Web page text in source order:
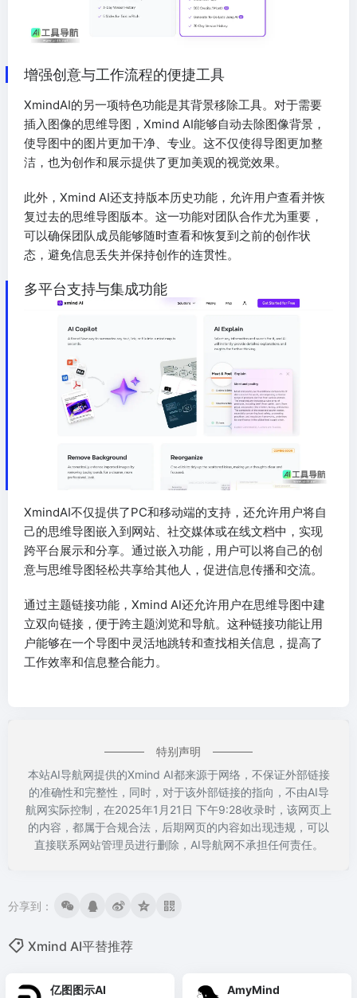
增强创意与工作流程的便捷工具
XmindAI的另一项特色功能是其背景移除工具。对于需要
插入图像的思维导图，Xmind AI能够自动去除图像背景，
使导图中的图片更加干净、专业。这不仅使得导图更加整
洁，也为创作和展示提供了更加美观的视觉效果。
此外，Xmind AI还支持版本历史功能，允许用户查看并恢
复过去的思维导图版本。这一功能对团队合作尤为重要，
可以确保团队成员能够随时查看和恢复到之前的创作状
态，避免信息丢失并保持创作的连贯性。
多平台支持与集成功能
XmindAI不仅提供了PC和移动端的支持，还允许用户将自
己的思维导图嵌入到网站、社交媒体或在线文档中，实现
跨平台展示和分享。通过嵌入功能，用户可以将自己的创
意与思维导图轻松共享给其他人，促进信息传播和交流。
通过主题链接功能，Xmind AI还允许用户在思维导图中建
立双向链接，便于跨主题浏览和导航。这种链接功能让用
户能够在一个导图中灵活地跳转和查找相关信息，提高了
工作效率和信息整合能力。
特别声明
本站AI导航网提供的Xmind AI都来源于网络，不保证外部链接
的准确性和完整性，同时，对于该外部链接的指向，不由AI导
航网实际控制，在2025年1月21日 下午9:28收录时，该网页上
的内容，都属于合规合法，后期网页的内容如出现违规，可以
直接联系网站管理员进行删除，AI导航网不承担任何责任。
分享到：
Xmind AI平替推荐
亿图图示AI AmyMind